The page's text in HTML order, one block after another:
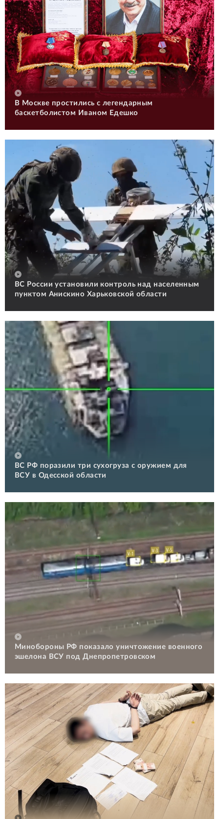
В Москве простились с легендарным
баскетболистом Иваном Едешко
ВС России установили контроль над населенным
пунктом Анискино Харьковской области
ВС РФ поразили три сухогруза с оружием для
ВСУ в Одесской области
Минобороны РФ показало уничтожение военного
эшелона ВСУ под Днепропетровском